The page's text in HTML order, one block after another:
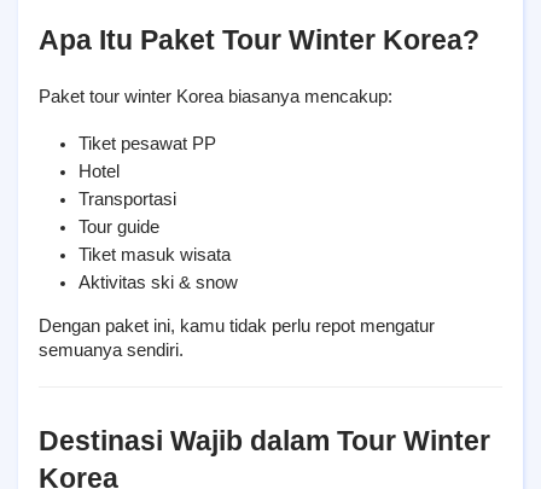
Apa Itu Paket Tour Winter Korea?
Paket tour winter Korea biasanya mencakup:
Tiket pesawat PP
Hotel
Transportasi
Tour guide
Tiket masuk wisata
Aktivitas ski & snow
Dengan paket ini, kamu tidak perlu repot mengatur
semuanya sendiri.
Destinasi Wajib dalam Tour Winter
Korea